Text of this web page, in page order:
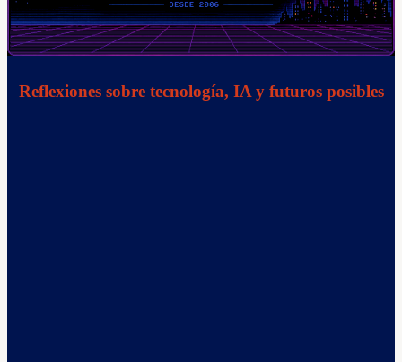
Reflexiones sobre tecnología, IA y futuros posibles